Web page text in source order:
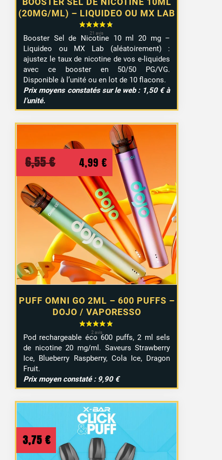
(20MG/ML) – LIQUIDEO OU MX LAB
Booster Sel de Nicotine 10 ml 20 mg –
Liquideo ou MX Lab (aléatoirement) :
ajustez le taux de nicotine de vos e-liquides
avec ce booster en 50/50 PG/VG.
Disponible à l’unité ou en lot de 10 flacons.
Prix moyens constatés sur le web : 1,50 € à
l’unité.
PUFF OMNI GO 2ML – 600 PUFFS –
DOJO / VAPORESSO
6,55€
Le
prix
initial
était :
6,55 €.
4,99 € Le
prix
actuel
est :
4,99 €.
Pod rechargeable éco 600 puffs, 2 ml sels
de nicotine 20 mg/ml. Saveurs Strawberry
Ice, Blueberry Raspberry, Cola Ice, Dragon
Fruit.
Prix moyen constaté : 9,90 €
3,75 €